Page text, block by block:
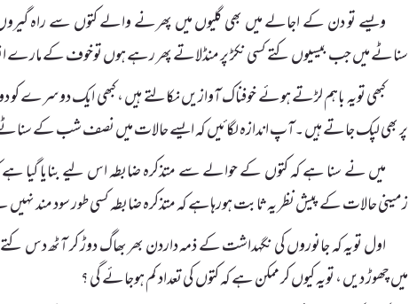
ویسے تو دن کے اجالے میں بھی گلیوں میں پھرنے والے کتوں سے راہ
سناٹے میں جب بیسیوں کتے کسی نکڑ پر منڈلاتے پھر رہے ہوں توخوف کے مارے
کبھی تویہ باہم لڑتے ہوئے خوفناک آوازیں نکالتے ہیں ، کبھی ایک دوسرے کو
پر بھی لپک جاتے ہیں ۔آپ اندازہ لگائیں کہ ایسے حالات میں نصف شب کے سناٹے
میں نے سنا ہے کہ کتوں کے حوالے سے متذکرہ ضابطہ اس لیے بنایا گیا ہے
زمینی حالات کے پیش نظر یہ ثابت ہورہاہے کہ متذکرہ ضابطہ کسی طور سود مند
اول تویہ کہ جانوروں کی نگہداشت کے ذمہ داردن بھر بھاگ دوڑ کر آٹھ دس کتے
میں چھوڑ دیں ، تویہ کیوں کر ممکن ہے کہ کتوں کی تعداد کم ہوجائے گی ؟